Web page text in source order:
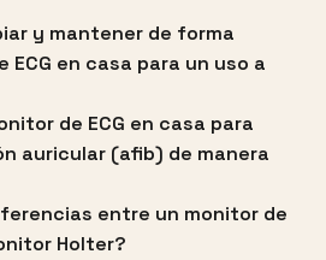
y mantener de forma
ECG en casa para un uso a
de ECG en casa para
auricular (afib) de manera
entre un monitor de
Holter?